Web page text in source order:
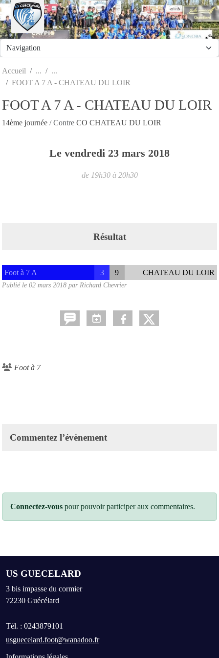
Accueil
FOOT A 7 A - CHATEAU DU LOIR
FOOT A 7 A - CHATEAU DU LOIR
14ème journée / Contre CO CHATEAU DU LOIR
Le vendredi 23 mars 2018
de 19h30 à 20h30
Résultat
Foot à 7 A 3 9 CHATEAU DU LOIR
Publié le 02 mars 2018 par Richard Chevrier
Foot à 7
Commentez l’évènement
Connectez-vous pour pouvoir participer aux commentaires.
US GUECELARD
3 bis impasse du cormier
72230 Guécélard
Tél. : 0243879101
usguecelard.foot@wanadoo.fr
Panneau de gestion des cookies